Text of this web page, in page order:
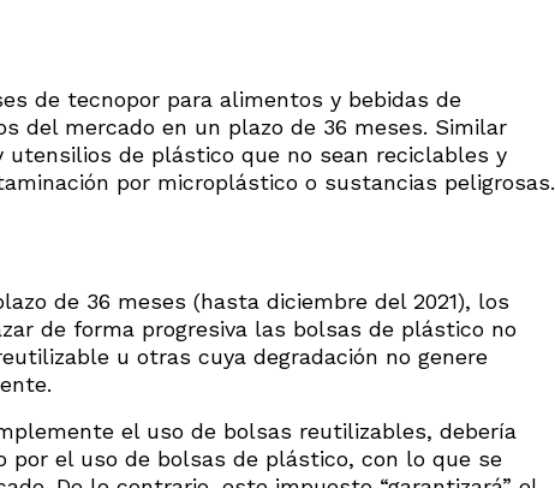
de tecnopor para alimentos y bebidas de
del mercado en un plazo de 36 meses. Similar
de plástico que no sean reciclables y
por microplástico o sustancias peligrosas.
de 36 meses (hasta diciembre del 2021), los
de forma progresiva las bolsas de plástico no
u otras cuya degradación no genere
el uso de bolsas reutilizables, debería
por el uso de bolsas de plástico, con lo que se